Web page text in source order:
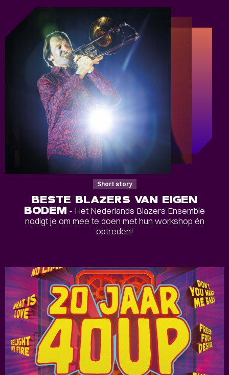
Short story
BESTE BLAZERS VAN EIGEN
BODEM - Het Nederlands Blazers Ensemble
nodigt je om mee te doen met hun workshop én
optreden!